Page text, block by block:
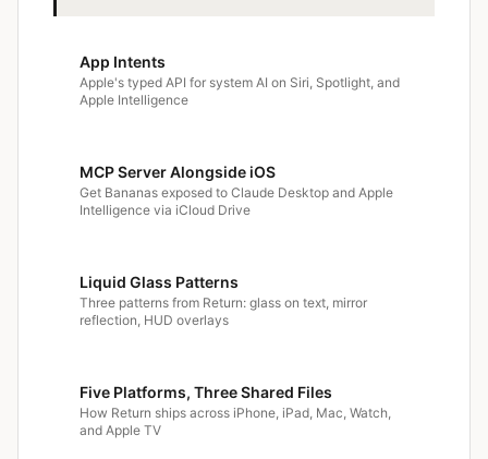
App Intents
Apple's typed API for system AI on Siri, Spotlight, and
Apple Intelligence
MCP Server Alongside iOS
Get Bananas exposed to Claude Desktop and Apple
Intelligence via iCloud Drive
Liquid Glass Patterns
Three patterns from Return: glass on text, mirror
reflection, HUD overlays
Five Platforms, Three Shared Files
How Return ships across iPhone, iPad, Mac, Watch,
and Apple TV